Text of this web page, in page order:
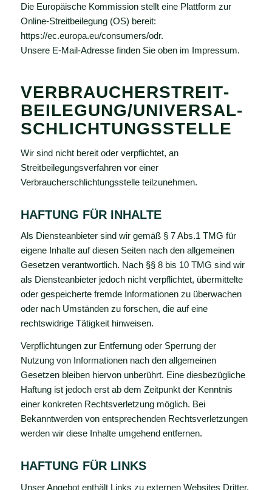
Die Europäische Kommission stellt eine Plattform zur
Online-Streitbeilegung (OS) bereit:
https://ec.europa.eu/consumers/odr.
Unsere E-Mail-Adresse finden Sie oben im Impressum.
VERBRAUCHER­STREIT­
BEILEGUNG/UNIVERSAL­
SCHLICHTUNGS­STELLE
Wir sind nicht bereit oder verpflichtet, an
Streitbeilegungsverfahren vor einer
Verbraucherschlichtungsstelle teilzunehmen.
HAFTUNG FÜR INHALTE
Als Diensteanbieter sind wir gemäß § 7 Abs.1 TMG für
eigene Inhalte auf diesen Seiten nach den allgemeinen
Gesetzen verantwortlich. Nach §§ 8 bis 10 TMG sind wir
als Diensteanbieter jedoch nicht verpflichtet, übermittelte
oder gespeicherte fremde Informationen zu überwachen
oder nach Umständen zu forschen, die auf eine
rechtswidrige Tätigkeit hinweisen.
Verpflichtungen zur Entfernung oder Sperrung der
Nutzung von Informationen nach den allgemeinen
Gesetzen bleiben hiervon unberührt. Eine diesbezügliche
Haftung ist jedoch erst ab dem Zeitpunkt der Kenntnis
einer konkreten Rechtsverletzung möglich. Bei
Bekanntwerden von entsprechenden Rechtsverletzungen
werden wir diese Inhalte umgehend entfernen.
HAFTUNG FÜR LINKS
Unser Angebot enthält Links zu externen Websites Dritter,